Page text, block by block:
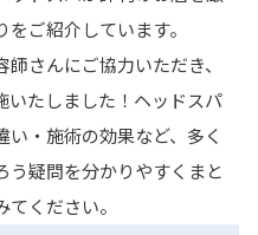
ご紹介しています。
さんにご協力いただき、
いたしました！ヘッドスパ
い・施術の効果など、多く
う疑問を分かりやすくまと
ください。